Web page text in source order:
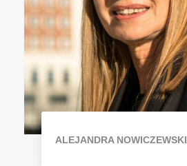
ALEJANDRA NOWICZEWSKI